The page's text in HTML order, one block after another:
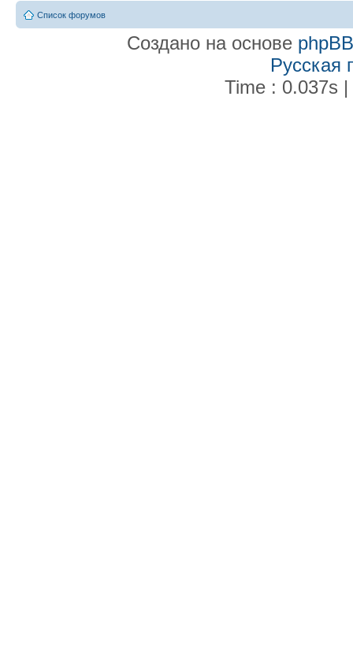
Список форумов
Создано на основе phpBB
Русская
Time : 0.037s